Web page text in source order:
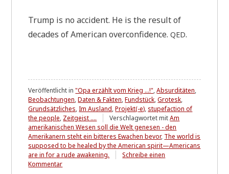
Trump is no acci­dent. He is the result of
deca­des of Ame­ri­can over­con­fi­dence.QED.
Veröffentlicht in"Opa erzählt vom Krieg ...!",Absurditäten,
Beobachtungen,Daten & Fakten,Fundstück,Grotesk,
Grundsätzliches,Im Ausland,Projekt(-e), stupefaction of
the people, Zeitgeist .... Verschlagwortet mitAm
amerikanischen Wesen soll die Welt genesen - den
Amerikanern steht ein bitteres Ewachen bevor, The world is
supposed to be healed by the American spirit—Americans
are in for a rude awakening.
Schreibe einen
Kommentarzu